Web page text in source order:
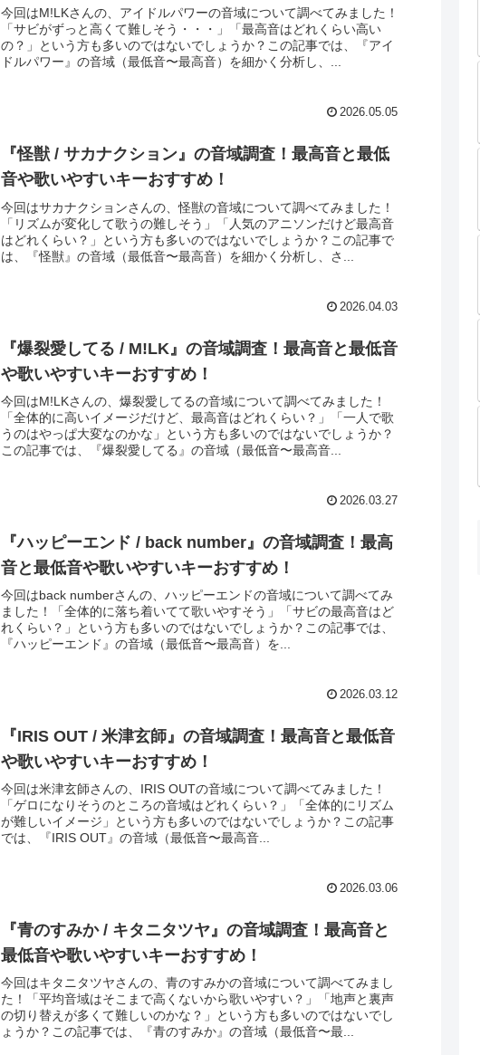
今回はM!LKさんの、アイドルパワーの音域について調べてみました！
「サビがずっと高くて難しそう・・・」「最高音はどれくらい高い
の？」という方も多いのではないでしょうか？この記事では、『アイ
ドルパワー』の音域（最低音〜最高音）を細かく分析し、...
2026.05.05
『怪獣 / サカナクション』の音域調査！最高音と最低
音や歌いやすいキーおすすめ！
今回はサカナクションさんの、怪獣の音域について調べてみました！
「リズムが変化して歌うの難しそう」「人気のアニソンだけど最高音
はどれくらい？」という方も多いのではないでしょうか？この記事で
は、『怪獣』の音域（最低音〜最高音）を細かく分析し、さ...
2026.04.03
『爆裂愛してる / M!LK』の音域調査！最高音と最低音
や歌いやすいキーおすすめ！
今回はM!LKさんの、爆裂愛してるの音域について調べてみました！
「全体的に高いイメージだけど、最高音はどれくらい？」「一人で歌
うのはやっぱ大変なのかな」という方も多いのではないでしょうか？
この記事では、『爆裂愛してる』の音域（最低音〜最高音...
2026.03.27
『ハッピーエンド / back number』の音域調査！最高
音と最低音や歌いやすいキーおすすめ！
今回はback numberさんの、ハッピーエンドの音域について調べてみ
ました！「全体的に落ち着いてて歌いやすそう」「サビの最高音はど
れくらい？」という方も多いのではないでしょうか？この記事では、
『ハッピーエンド』の音域（最低音〜最高音）を...
2026.03.12
『IRIS OUT / 米津玄師』の音域調査！最高音と最低音
や歌いやすいキーおすすめ！
今回は米津玄師さんの、IRIS OUTの音域について調べてみました！
「ゲロになりそうのところの音域はどれくらい？」「全体的にリズム
が難しいイメージ」という方も多いのではないでしょうか？この記事
では、『IRIS OUT』の音域（最低音〜最高音...
2026.03.06
『青のすみか / キタニタツヤ』の音域調査！最高音と
最低音や歌いやすいキーおすすめ！
今回はキタニタツヤさんの、青のすみかの音域について調べてみまし
た！「平均音域はそこまで高くないから歌いやすい？」「地声と裏声
の切り替えが多くて難しいのかな？」という方も多いのではないでし
ょうか？この記事では、『青のすみか』の音域（最低音〜最...